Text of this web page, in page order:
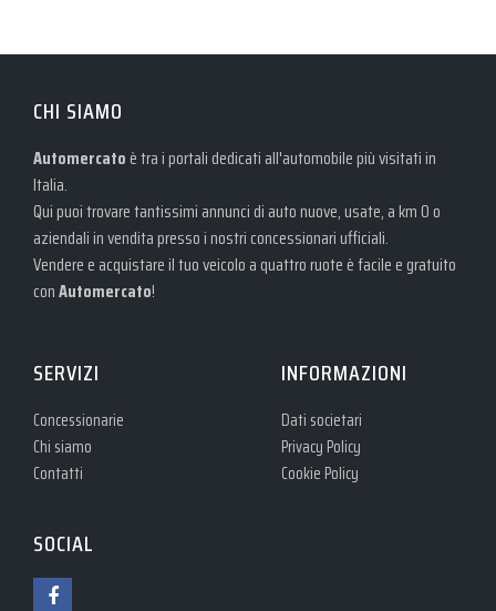
CHI SIAMO
Automercato è tra i portali dedicati all'automobile più visitati in
Italia.
Qui puoi trovare tantissimi annunci di auto nuove, usate, a km 0 o
aziendali in vendita presso i nostri concessionari ufficiali.
Vendere e acquistare il tuo veicolo a quattro ruote è facile e gratuito
conAutomercato!
SERVIZI
Concessionarie
Chi siamo
Contatti
INFORMAZIONI
Dati societari
Privacy Policy
Cookie Policy
SOCIAL